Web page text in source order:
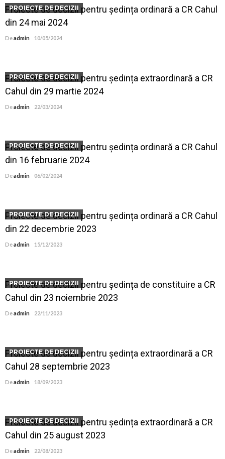
PROIECTE DE DECIZII
Proiecte de decizii pentru ședința ordinară a CR Cahul
din 24 mai 2024
Deadmin 10/05/2024
PROIECTE DE DECIZII
Proiecte de decizii pentru ședința extraordinară a CR
Cahul din 29 martie 2024
Deadmin 22/03/2024
PROIECTE DE DECIZII
Proiecte de decizii pentru ședința ordinară a CR Cahul
din 16 februarie 2024
Deadmin 06/02/2024
PROIECTE DE DECIZII
Proiecte de decizii pentru ședința ordinară a CR Cahul
din 22 decembrie 2023
Deadmin 15/12/2023
PROIECTE DE DECIZII
Proiecte de decizii pentru ședința de constituire a CR
Cahul din 23 noiembrie 2023
Deadmin 22/11/2023
PROIECTE DE DECIZII
Proiecte de decizii pentru ședința extraordinară a CR
Cahul 28 septembrie 2023
Deadmin 18/09/2023
PROIECTE DE DECIZII
Proiecte de decizii pentru ședința extraordinară a CR
Cahul din 25 august 2023
Deadmin 22/08/2023